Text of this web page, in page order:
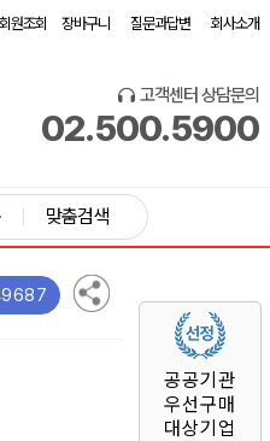
원조회 장바구니 질문과답변 회사소개
고객센터 상담문의
02.500.5900
공공기관
우선구매
대상기업
맞춤검색